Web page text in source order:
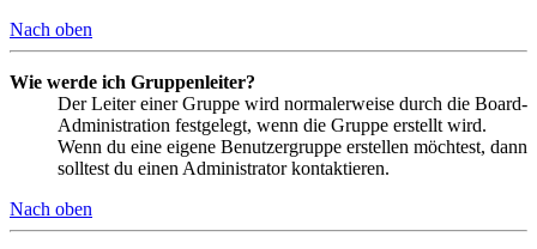
Nach oben
Wie werde ich Gruppenleiter?
Der Leiter einer Gruppe wird normalerweise durch die Board-
Administration festgelegt, wenn die Gruppe erstellt wird.
Wenn du eine eigene Benutzergruppe erstellen möchtest, dann
solltest du einen Administrator kontaktieren.
Nach oben